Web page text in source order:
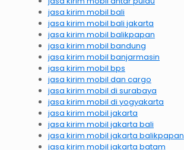
jasa kirim mobil bali
jasa kirim mobil bali jakarta
jasa kirim mobil balikpapan
jasa kirim mobil bandung
jasa kirim mobil banjarmasin
jasa kirim mobil bps
jasa kirim mobil dan cargo
jasa kirim mobil di surabaya
jasa kirim mobil di yogyakarta
jasa kirim mobil jakarta
jasa kirim mobil jakarta bali
jasa kirim mobil jakarta balikpapan
jasa kirim mobil jakarta batam